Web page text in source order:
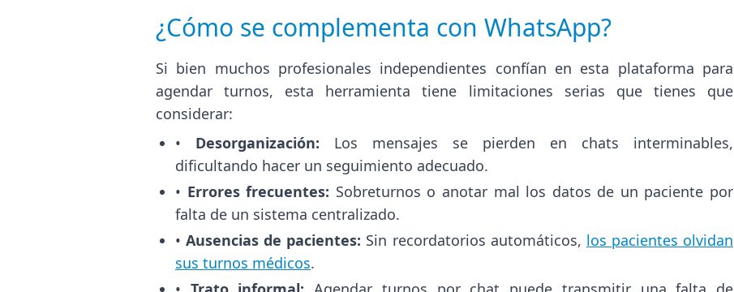
¿Cómo se complementa con WhatsApp?
Si bien muchos profesionales independientes confían en esta plataforma para
agendar turnos, esta herramienta tiene limitaciones serias que tienes que
considerar:
•
Desorganización: Los mensajes se pierden en chats interminables,
dificultando hacer un seguimiento adecuado.
• Errores frecuentes: Sobreturnos o anotar mal los datos de un paciente por
falta de un sistema centralizado.
• Ausencias de pacientes: Sin recordatorios automáticos, los pacientes olvidan
sus turnos médicos.